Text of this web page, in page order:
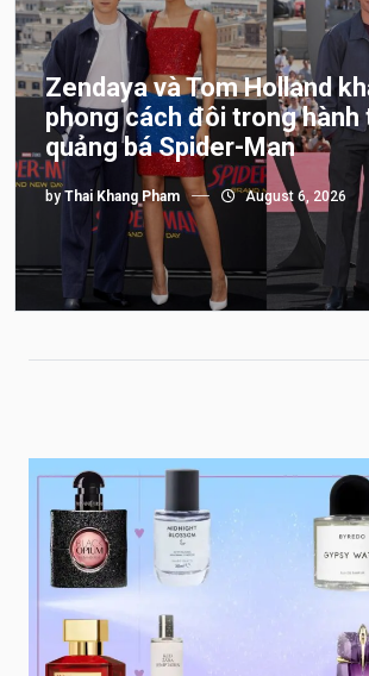
Zendaya và Tom Holland
phong cách đôi trong hành
quảng bá Spider-Man
by Thai Khang Pham August 6, 2026